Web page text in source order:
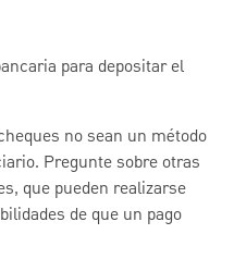
para depositar el
no sean un método
Pregunte sobre otras
que pueden realizarse
de que un pago